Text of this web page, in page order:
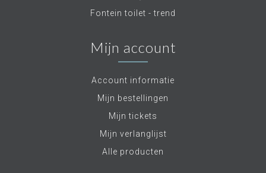
Fontein toilet - trend
Mijn account
Account informatie
Mijn bestellingen
Mijn tickets
Mijn verlanglijst
Alle producten